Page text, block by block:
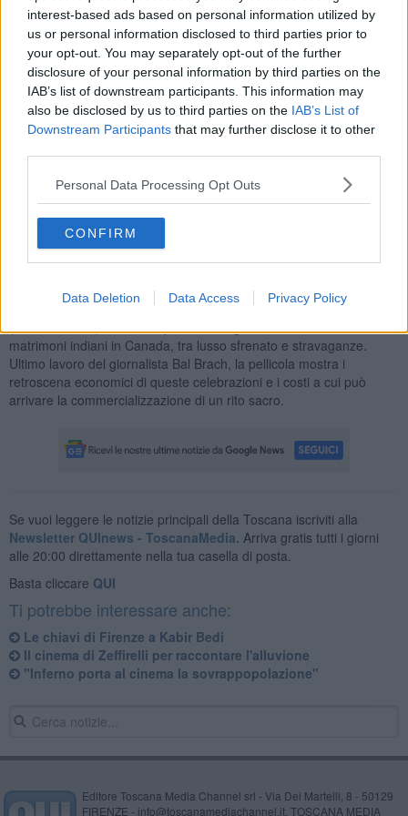
interest-based ads based on personal information utilized by
us or personal information disclosed to third parties prior to
your opt-out. You may separately opt-out of the further
disclosure of your personal information by third parties on the
IAB’s list of downstream participants. This information may
also be disclosed by us to third parties on the IAB’s List of
Downstream Participants that may further disclose it to other
Personal Data Processing Opt Outs
CONFIRM
Data Deletion Data Access Privacy Policy
il suo talento. Un anno più tardi il bambino partecipa a una
maratona di 48 chilometri diventando una celebrità, ma i fatti si
capovolgono quando i servizi sociali gli impediscono di correre,
accusando l’allenatore di crudeltà nei confronti di minore.
Le proiezioni cominceranno alle 15 con il quarto e quinto episodio
le più viste al mondo, con oltre cinquanta milioni di visualizzazioni,
sulla vita di un’inusuale coppia di fidanzati Mikesh e Tanya, reduci
da tre anni di relazione a distanza tra l’India e gli Stati Uniti. Una
volta tornato lui propone di fare il grande passo, ma lei non è affatto
convinta. Tra la ricerca di una nuova casa e mille dubbi una rottura
Alle 16.30 spazio al documentario con“Little India Big Business”
matrimoni indiani in Canada, tra lusso sfrenato e stravaganze.
Ultimo lavoro del giornalista Bal Brach, la pellicola mostra i
retroscena economici di queste celebrazioni e i costi a cui può
arrivare la commercializzazione di un rito sacro.
Se vuoi leggere le notizie principali della Toscana iscriviti alla
Newsletter QUInews - ToscanaMedia. Arriva gratis tutti i giorni
alle 20:00 direttamente nella tua casella di posta.
Basta cliccare QUI
Ti potrebbe interessare anche:
Le chiavi di Firenze a Kabir Bedi
Il cinema di Zeffirelli per raccontare l'alluvione
"Inferno porta al cinema la sovrappopolazione"
Editore Toscana Media Channel srl - Via Dei Martelli, 8 - 50129
FIRENZE - info@toscanamediachannel.it. TOSCANA MEDIA